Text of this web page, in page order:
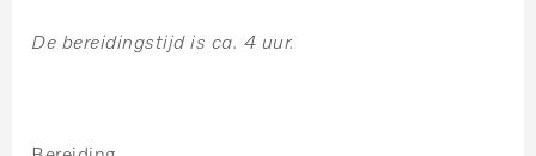
De bereidingstijd is ca. 4 uur.